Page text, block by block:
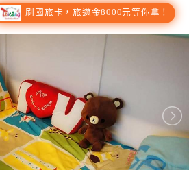
刷國旅卡，旅遊金8000元等你拿！